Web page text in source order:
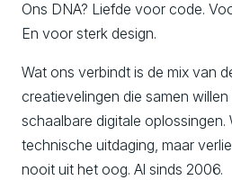
Ons DNA? Liefde voor code.
En voor sterk design.
Wat ons verbindt is de mix van
creatievelingen die samen willen
schaalbare digitale oplossingen.
technische uitdaging, maar
nooit uit het oog. Al sinds 2006.